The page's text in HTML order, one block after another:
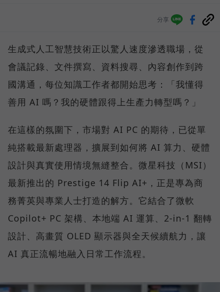
分享
生成式人工智慧技術正以驚人速度滲透職場，從
會議記錄、文件撰寫、資料搜尋、內容創作到跨
國溝通，每位知識工作者都開始思考：「我懂得
善用 AI 嗎？我的硬體跟得上生產力轉型嗎？」
在這樣的氛圍下，市場對 AI PC 的期待，已從單
純搭載最新處理器，擴展到如何將 AI 算力、硬體
設計與真實使用情境無縫整合。微星科技（MSI）
最新推出的 Prestige 14 Flip AI+，正是專為商
務菁英與專業人士打造的解方。它結合了微軟
Copilot+ PC 架構、本地端 AI 運算、2-in-1 翻轉
設計、高畫質 OLED 顯示器與全天候續航力，讓
AI 真正流暢地融入日常工作流程。